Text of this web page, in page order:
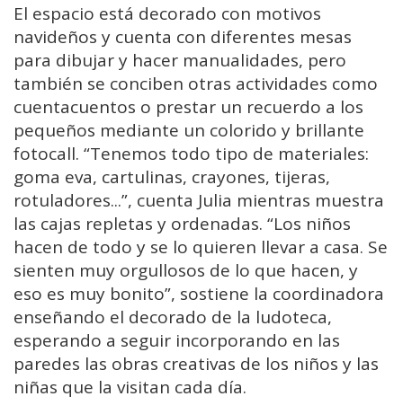
El espacio está decorado con motivos
navideños y cuenta con diferentes mesas
para dibujar y hacer manualidades, pero
también se conciben otras actividades como
cuentacuentos o prestar un recuerdo a los
pequeños mediante un colorido y brillante
fotocall. “Tenemos todo tipo de materiales:
goma eva, cartulinas, crayones, tijeras,
rotuladores...”, cuenta Julia mientras muestra
las cajas repletas y ordenadas. “Los niños
hacen de todo y se lo quieren llevar a casa. Se
sienten muy orgullosos de lo que hacen, y
eso es muy bonito”, sostiene la coordinadora
enseñando el decorado de la ludoteca,
esperando a seguir incorporando en las
paredes las obras creativas de los niños y las
niñas que la visitan cada día.